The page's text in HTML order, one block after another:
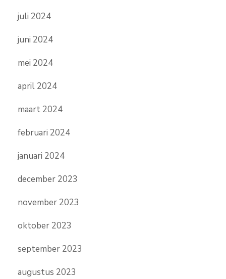
juli 2024
juni 2024
mei 2024
april 2024
maart 2024
februari 2024
januari 2024
december 2023
november 2023
oktober 2023
september 2023
augustus 2023